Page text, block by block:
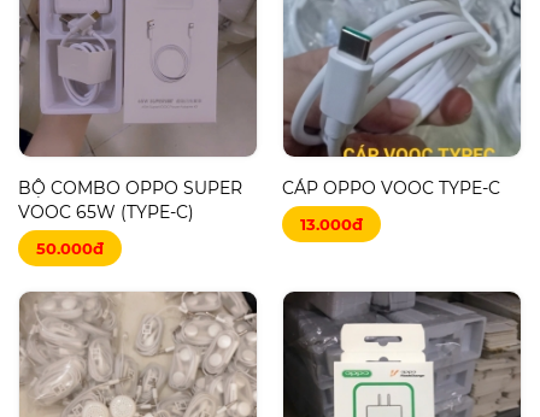
BỘ COMBO OPPO SUPER
VOOC 65W (TYPE-C)
50.000đ
CÁP OPPO VOOC TYPE-C
13.000đ